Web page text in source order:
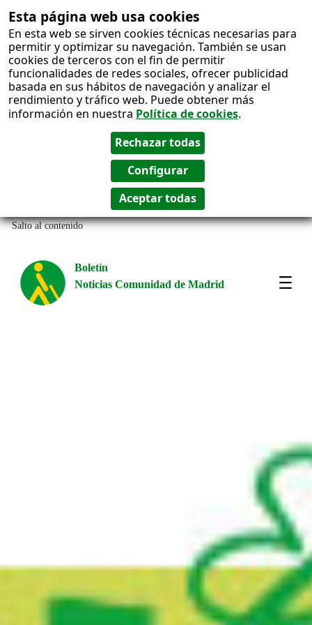
Esta página web usa cookies
En esta web se sirven cookies técnicas necesarias para
permitir y optimizar su navegación. También se usan
cookies de terceros con el fin de permitir
funcionalidades de redes sociales, ofrecer publicidad
basada en sus hábitos de navegación y analizar el
rendimiento y tráfico web. Puede obtener más
información en nuestra Política de cookies.
Salto al contenido
Boletín
Noticias Comunidad de Madrid